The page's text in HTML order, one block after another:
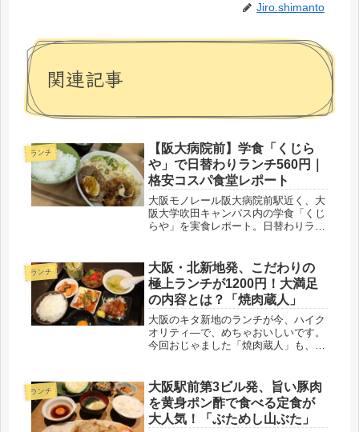
Jiro.shimanto
関連記事
ランチ
【阪大病院前】学食「くじら
や」で日替わりランチ560円｜
格安コスパ食堂レポート
大阪モノレール阪大病院前駅近く、大
阪大学吹田キャンパス内の学食「くじ
らや」を実食レポート。日替わりラン
めメニュー、口コミを詳しくご紹介し
ます。
ランチ
大阪・北新地発、こだわりの
極上ランチが1200円！大満足
の内容とは？「焼肉蔵人」
大阪のキタ新地のランチが今、ハイク
オリティ―で、めちゃおいしいです。
今回おじゃました「焼肉蔵人」も、こ
ランチ
大阪駅前第3ビル発、旨い豚肉
を黄身ポン酢で食べる定食が
大人気！「ぶためし山ぶた」